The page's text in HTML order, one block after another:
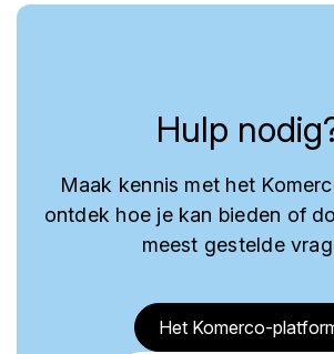
Hulp
Maak kennis met het
ontdek hoe je kan bieden of
meest gestelde
Het Komerco-